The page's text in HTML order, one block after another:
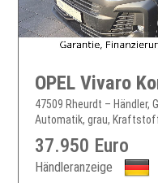
47509 Rheurdt – Händler,
Automatik, grau,
37.950 Euro
Händleranzeige